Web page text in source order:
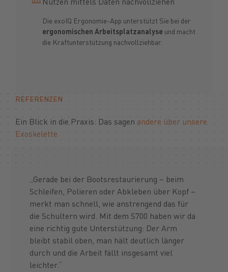
Die exoIQ Ergonomie-App unterstützt Sie bei der
ergonomischen Arbeitsplatzanalyse und macht
die Kraftunterstützung nachvollziehbar.
REFERENZEN
Ein Blick in die Praxis: Das sagen andere über unsere
Exoskelette
„Gerade bei der Bootsrestaurierung – beim
Schleifen, Polieren oder Abkleben über Kopf –
merkt man schnell, wie anstrengend das für
die Schultern wird. Mit dem S700 haben wir da
eine richtig gute Unterstützung: Der Arm
bleibt stabil oben, man hält deutlich länger
durch und die Arbeit fällt insgesamt viel
leichter.“